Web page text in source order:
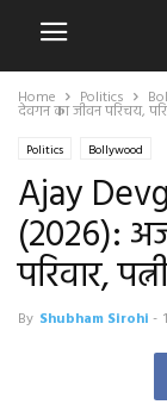
Home Politics
देवगन का जीवन परिचय,
Politics Bollywood
Ajay
(2026):
परिवार,
By Shubham Sirohi -